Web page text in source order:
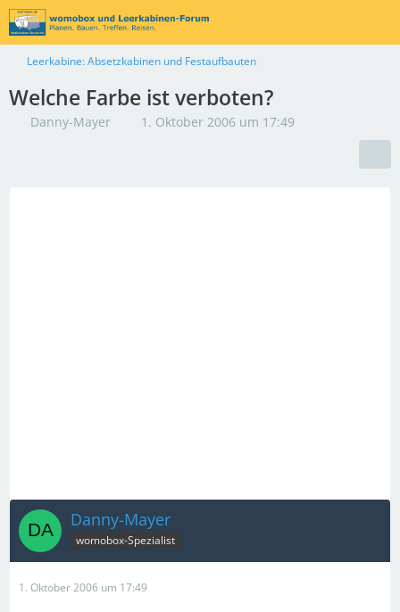
Leerkabine: Absetzkabinen und Festaufbauten
Welche Farbe ist verboten?
Danny-Mayer 1. Oktober 2006 um 17:49
Danny-Mayer
womobox-Spezialist
1. Oktober 2006 um 17:49